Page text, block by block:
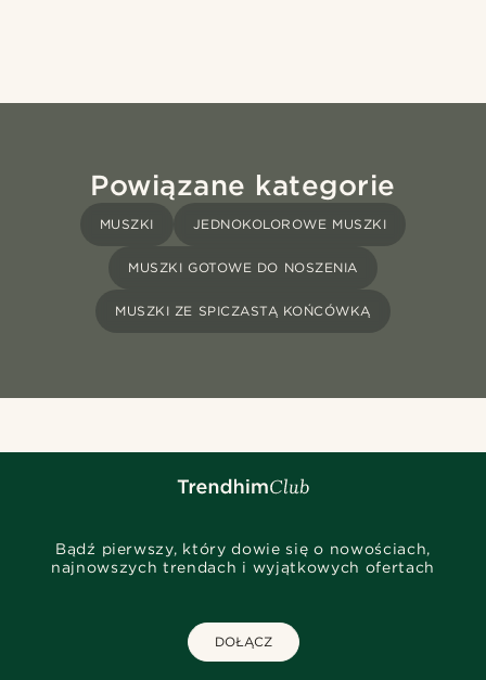
Powiązane kategorie
MUSZKI JEDNOKOLOROWE MUSZKI
MUSZKI GOTOWE DO NOSZENIA
MUSZKI ZE SPICZASTĄ KOŃCÓWKĄ
Bądź pierwszy, który dowie się o nowościach,
najnowszych trendach i wyjątkowych ofertach
DOŁĄCZ